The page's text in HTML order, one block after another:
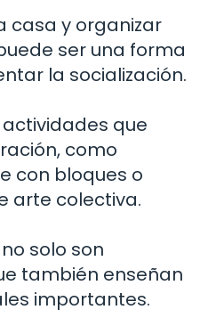
casa y organizar
ser una forma
la socialización.
que
como
con bloques o
arte colectiva.
solo son
también enseñan
importantes.